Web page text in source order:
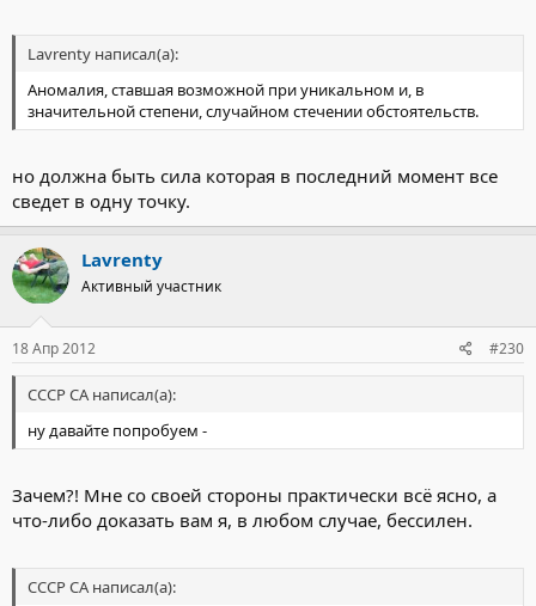
Lavrenty написал(а):
Аномалия, ставшая возможной при уникальном и, в
значительной степени, случайном стечении обстоятельств.
но должна быть сила которая в последний момент все
сведет в одну точку.
Lavrenty
Активный участник
18 Апр 2012 #230
СССР СА написал(а):
ну давайте попробуем -
Зачем?! Мне со своей стороны практически всё ясно, а
что-либо доказать вам я, в любом случае, бессилен.
СССР СА написал(а):